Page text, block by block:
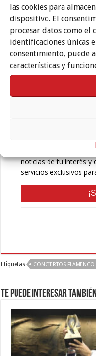
las cookies para
dispositivo. El
procesar datos como el
identificaciones únicas
consentimiento, puede
características y
Etiquetas CONCIERTOS FLAMENCO
Te puede interesar también